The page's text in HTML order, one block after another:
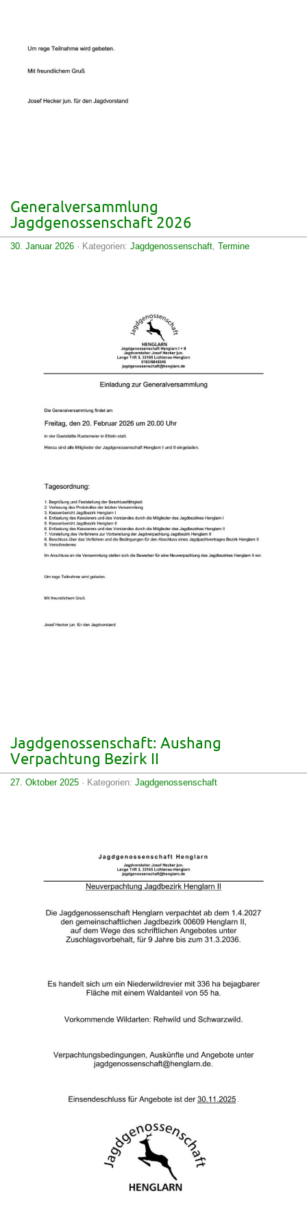
Generalversammlung
Jagdgenossenschaft 2026
30. Januar 2026 · Kategorien: Jagdgenossenschaft, Termine
Jagdgenossenschaft: Aushang
Verpachtung Bezirk II
27. Oktober 2025 · Kategorien: Jagdgenossenschaft